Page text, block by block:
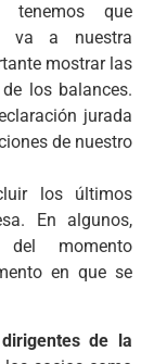
tenemos que
va a nuestra
mostrar las
los balances.
jurada
de nuestro
los últimos
En algunos,
momento
en que se
de la